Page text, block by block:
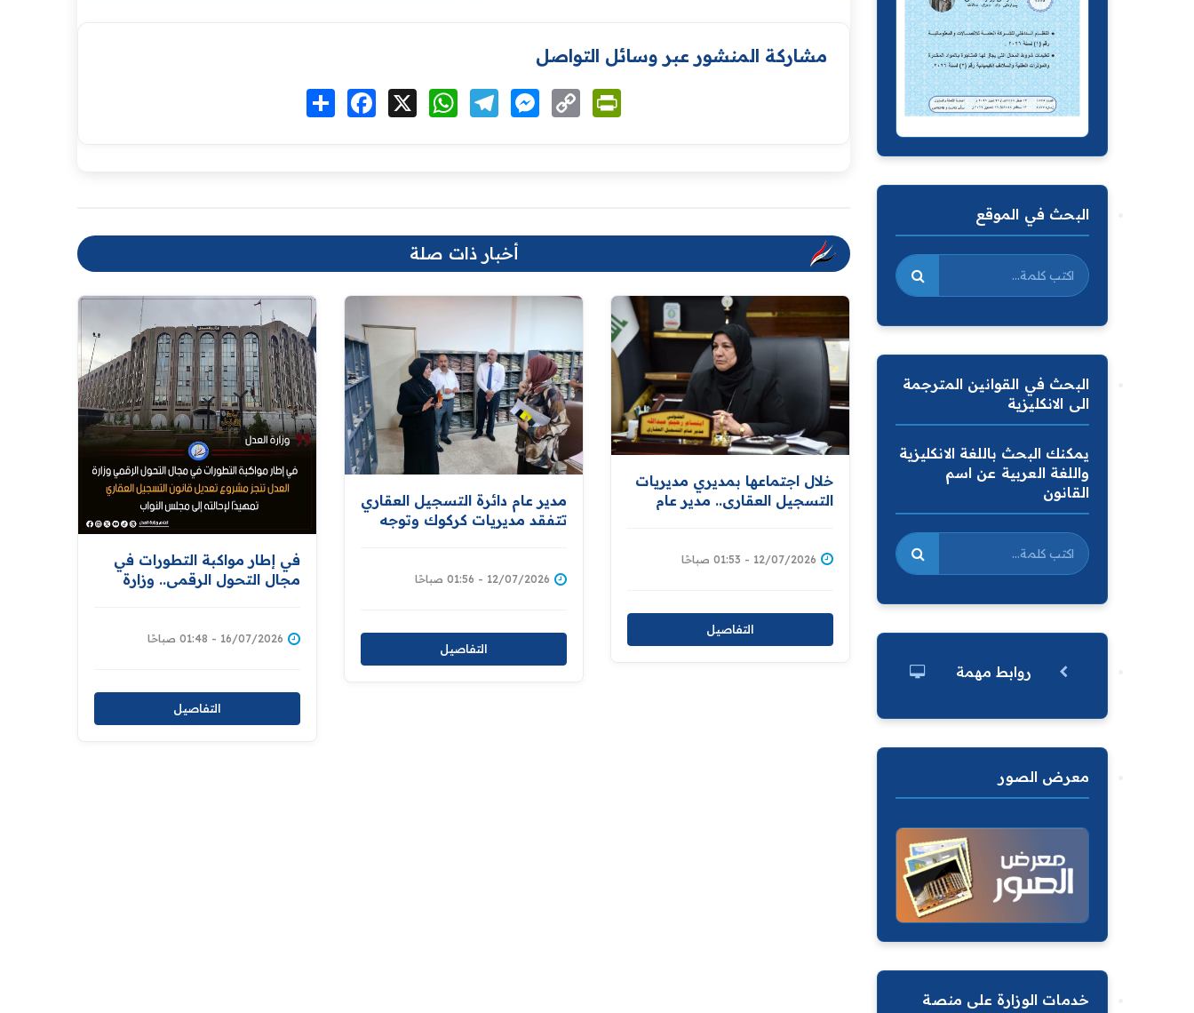
مشاركة المنشور عبر وسائل التواصل
انشر Facebook WhatsAppTelegramMessenger
Copy
Link
أخبار ذات صلة
في إطار مواكبة التطورات في
مجال التحول الرقمي.. وزارة
إلى مجلس النواب
16/07/2026 - 01:48 صباحًا
التفاصيل
مدير عام دائرة التسجيل العقاري
تتفقد مديريات كركوك وتوجه
للاراضي ومالكيها دعما لمبادرة
12/07/2026 - 01:56 صباحًا
التفاصيل
خلال اجتماعها بمديري مديريات
التسجيل العقاري.. مدير عام
قاعدة بيانات المواطنين
12/07/2026 - 01:53 صباحًا
التفاصيل
البحث في الموقع
البحث في القوانين المترجمة
الى الانكليزية
يمكنك البحث باللغة الانكليزية
واللغة العربية عن اسم
القانون
روابط مهمة
معرض الصور
خدمات الوزارة على منصة